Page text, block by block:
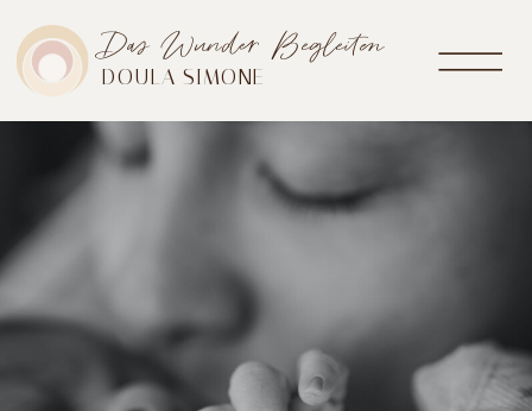
DOULA SIMONE
Das Wunder Begleiten